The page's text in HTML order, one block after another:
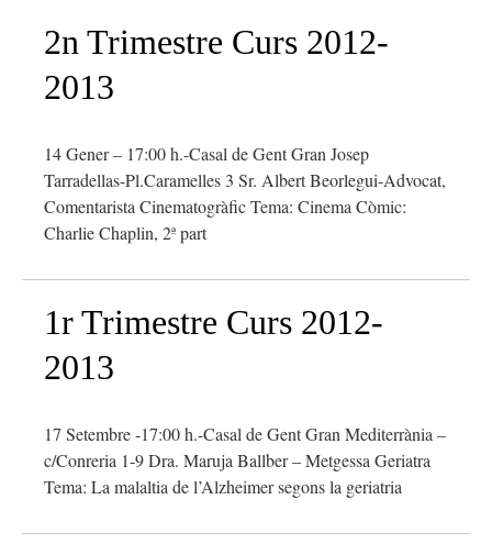
2n Trimestre Curs 2012-
2013
14 Gener – 17:00 h.-Casal de Gent Gran Josep
Tarradellas-Pl.Caramelles 3 Sr. Albert Beorlegui-Advocat,
Comentarista Cinematogràfic Tema: Cinema Còmic:
Charlie Chaplin, 2ª part
1r Trimestre Curs 2012-
2013
17 Setembre -17:00 h.-Casal de Gent Gran Mediterrània –
c/Conreria 1-9 Dra. Maruja Ballber – Metgessa Geriatra
Tema: La malaltia de l’Alzheimer segons la geriatria